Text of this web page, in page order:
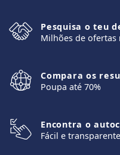
Pesquisa o teu
Milhões de ofertas
Compara os
Poupa até 70%
Encontra o
Fácil e transparente